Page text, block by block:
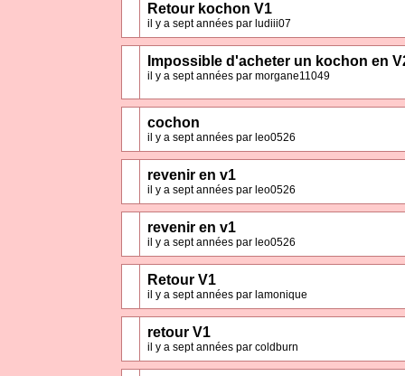
Retour kochon V1
il y a sept années par ludiii07
Impossible d'acheter un kochon en
il y a sept années par morgane11049
cochon
il y a sept années par leo0526
revenir en v1
il y a sept années par leo0526
revenir en v1
il y a sept années par leo0526
Retour V1
il y a sept années par lamonique
retour V1
il y a sept années par coldburn